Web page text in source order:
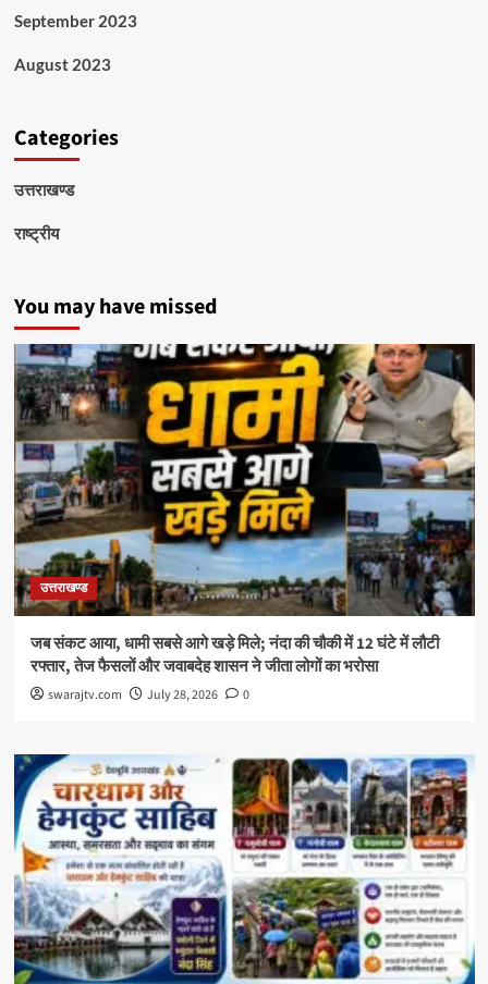
September 2023
August 2023
Categories
उत्तराखण्ड
राष्ट्रीय
You may have missed
उत्तराखण्ड
जब संकट आया, धामी सबसे आगे खड़े मिले; नंदा की चौकी में 12 घंटे में लौटी
रफ्तार, तेज फैसलों और जवाबदेह शासन ने जीता लोगों का भरोसा
swarajtv.com July 28, 2026 0